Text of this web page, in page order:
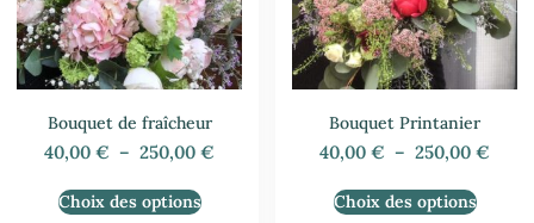
Bouquet de fraîcheur
40,00 € – 250,00 €
Choix des options
Bouquet Printanier
40,00 € – 250,00 €
Choix des options